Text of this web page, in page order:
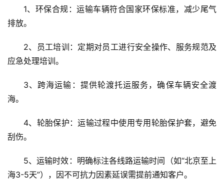
1、环保合规：运输车辆符合国家环保标准，减少尾气
排放。
2、员工培训：定期对员工进行安全操作、服务规范及
应急处理培训。
3、跨海运输：提供轮渡托运服务，确保车辆安全渡
海。
4、轮胎保护：运输过程中使用专用轮胎保护套，避免
刮伤。
5、运输时效：明确标注各线路运输时间（如“北京至上
海3-5天”），因不可抗力因素延误需提前通知客户。